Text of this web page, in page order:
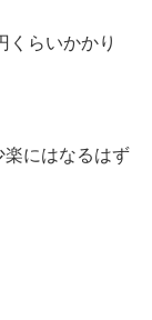
くらいかかり
楽にはなるはず